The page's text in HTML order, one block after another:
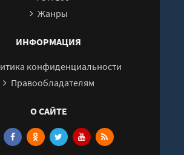
Жанры
ИНФОРМАЦИЯ
конфиденциальности
Правообладателям
О САЙТЕ